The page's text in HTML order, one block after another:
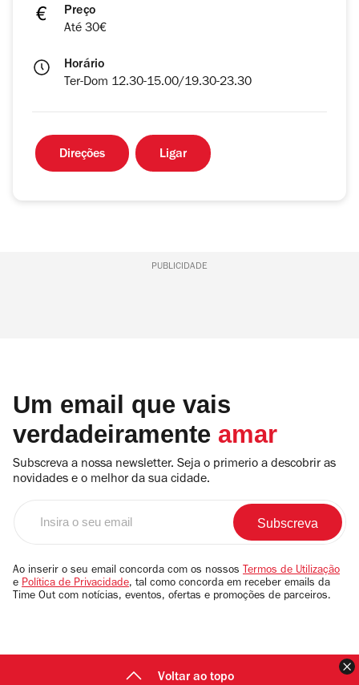
Preço
Até 30€
Horário
Ter-Dom 12.30-15.00/19.30-23.30
Direções Ligar
PUBLICIDADE
Um email que vais
verdadeiramente amar
Subscreva a nossa newsletter. Seja o primerio a descobrir as
novidades e o melhor da sua cidade.
email
Ao inserir o seu email concorda com os nossos Termos de Utilização
e Política de Privacidade, tal como concorda em receber emails da
Time Out com notícias, eventos, ofertas e promoções de parceiros.
Voltar ao topo